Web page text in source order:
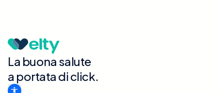
La buona salute
a portata di click.